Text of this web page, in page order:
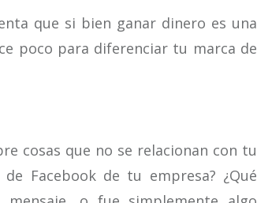
que si bien ganar dinero es una
poco para diferenciar tu marca de
cosas que no se relacionan con tu
Facebook de tu empresa? ¿Qué